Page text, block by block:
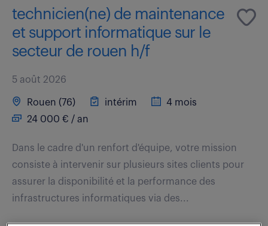
technicien(ne) de maintenance
et support informatique sur le
secteur de rouen h/f
5 août 2026
Rouen (76) intérim
4 mois
24 000 € / an
Dans le cadre d'un renfort d'équipe, votre mission
consiste à intervenir sur plusieurs sites clients pour
assurer la disponibilité et la performance des
infrastructures informatiques via des...